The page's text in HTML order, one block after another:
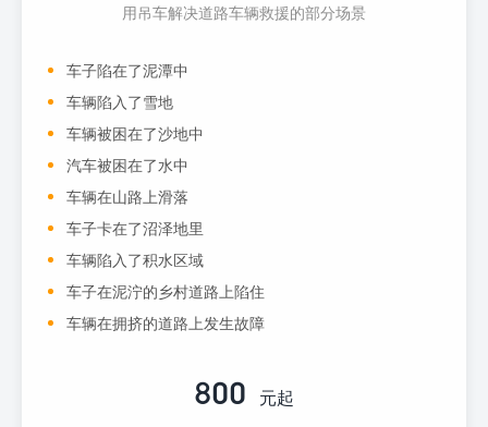
用吊车解决道路车辆救援的部分场景
车子陷在了泥潭中
车辆陷入了雪地
车辆被困在了沙地中
汽车被困在了水中
车辆在山路上滑落
车子卡在了沼泽地里
车辆陷入了积水区域
车子在泥泞的乡村道路上陷住
车辆在拥挤的道路上发生故障
800 元起